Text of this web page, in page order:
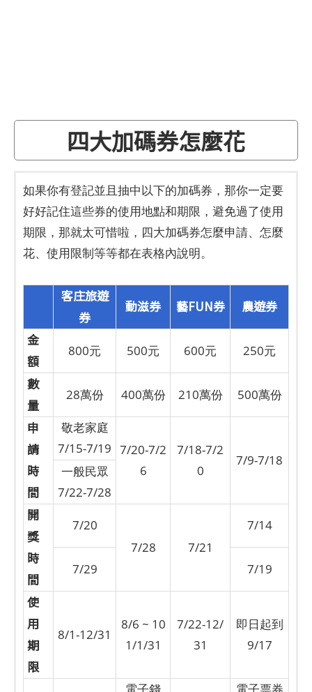
四大加碼券怎麼花
如果你有登記並且抽中以下的加碼券，那你一定要
好好記住這些券的使用地點和期限，避免過了使用
期限，那就太可惜啦，四大加碼券怎麼申請、怎麼
花、使用限制等等都在表格內說明。
客庄旅遊
券
動滋券 藝FUN券
農遊券
金
額
800元 500元 600元 250元
數
量
28萬份 400萬份 210萬份 500萬份
申
請
時
間
敬老家庭
7/15-7/19 7/20-7/2
6
7/18-7/2
0
7/9-7/18
一般民眾
7/22-7/28
開
獎
時
間
7/20
7/28
7/21
7/14
7/29 7/19
使
用
期
限
8/1-12/31
8/6 ~ 10
1/1/31
7/22-12/
31
即日起到
9/17
電子錢 電子票券